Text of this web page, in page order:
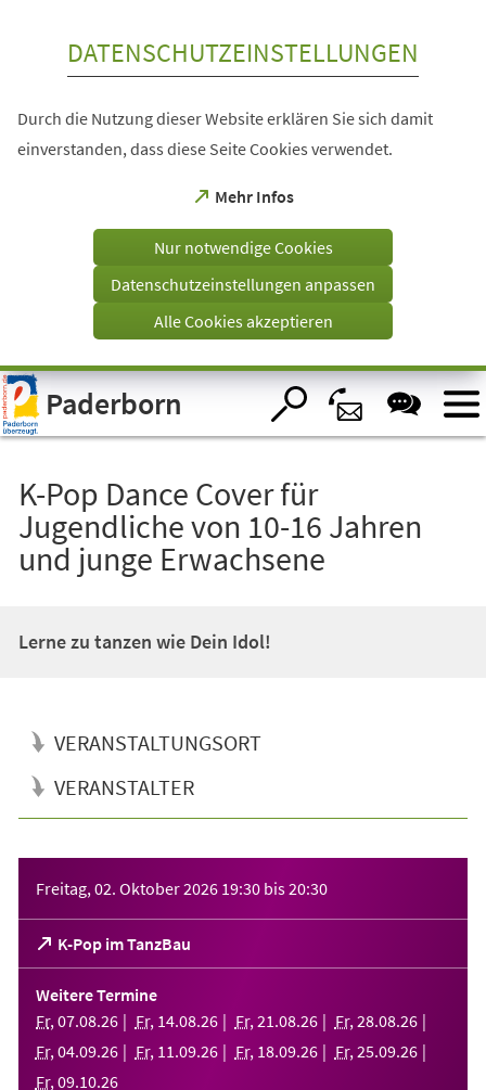
Visuelle
Assistenzsoftware
öffnen.
DATENSCHUTZEINSTELLUNGEN
Durch die Nutzung dieser Website erklären Sie sich damit
einverstanden, dass diese Seite Cookies verwendet.
Mehr Infos
(Öffnet
einem
Tab)
Nur notwendige Cookies
Datenschutzeinstellungen anpassen
Alle Cookies akzeptieren
Paderborn
K-Pop Dance Cover für
Jugendliche von 10-16 Jahren
und junge Erwachsene
Lerne zu tanzen wie Dein Idol!
VERANSTALTUNGSORT
VERANSTALTER
Freitag, 02. Oktober 2026 19:30 bis20:30
K-Pop im TanzBau
(Öffnet
in
einem
neuen
Tab)
Weitere Termine
Fr, 07.08.26 Fr, 14.08.26 Fr, 21 .08.26 Fr, 28.08.26
Fr, 04.09.26 Fr, 11 .09.26 Fr, 18.09.26 Fr, 25.09.26
Fr, 09.10.26